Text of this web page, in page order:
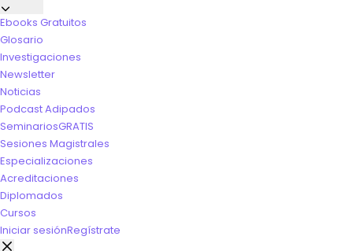
Ebooks Gratuitos
Glosario
Investigaciones
Newsletter
Noticias
Podcast Adipados
SeminariosGRATIS
Sesiones Magistrales
Especializaciones
Acreditaciones
Diplomados
Cursos
Iniciar sesiónRegístrate